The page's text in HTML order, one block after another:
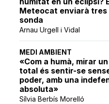
Meteocat enviarà tres
sonda
Arnau Urgell i Vidal
MEDI AMBIENT
«Com a humà, mirar
total és sentir-se
poder, amb una
absoluta»
Sílvia Berbís Morelló